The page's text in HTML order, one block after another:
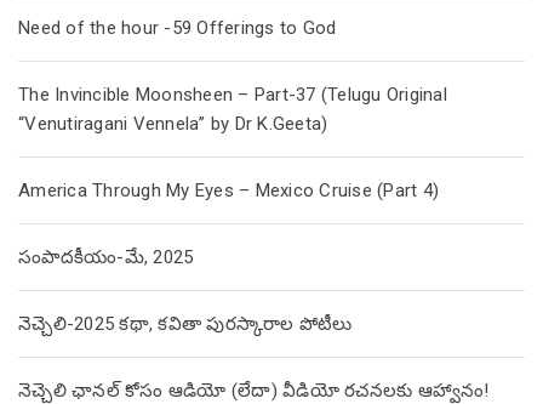
Need of the hour -59 Offerings to God
The Invincible Moonsheen – Part-37 (Telugu Original
“Venutiragani Vennela” by Dr K.Geeta)
America Through My Eyes – Mexico Cruise (Part 4)
సంపాదకీయం-మే, 2025
నెచ్చెలి-2025 కథా, కవితా పురస్కారాల పోటీలు
నెచ్చెలి ఛానల్ కోసం ఆడియో (లేదా) వీడియో రచనలకు ఆహ్వానం!